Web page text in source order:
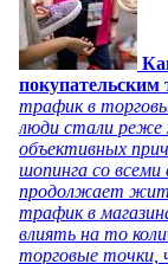
покупательским
трафик в
люди стали реже
объективных
шопинга со
продолжает
трафик в
влиять на то
торговые точки,